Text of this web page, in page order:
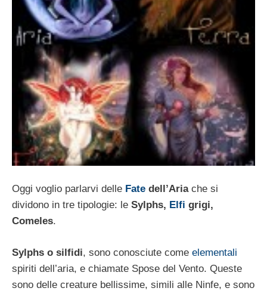
Oggi voglio parlarvi delle Fate dell’Ariache si
dividono in tre tipologie: le Sylphs, Elfi grigi,
Comeles.
Sylphs o silfidi, sono conosciute come elementali
spiriti dell’aria, e chiamate Spose del Vento. Queste
sono delle creature bellissime, simili alle Ninfe, e sono